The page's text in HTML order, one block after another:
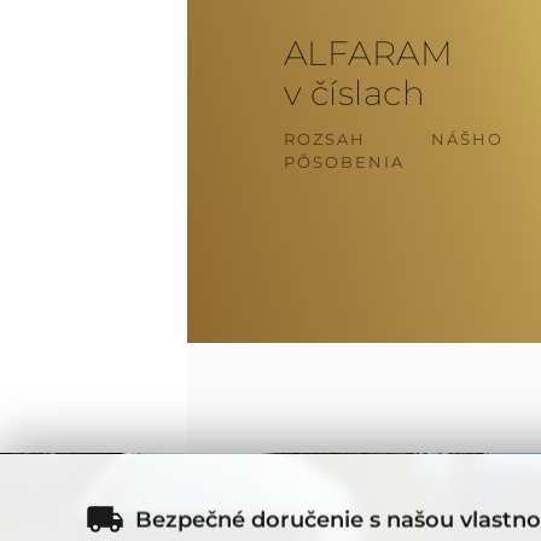
ALFARAM
v číslach
ROZSAH NÁŠHO
PÔSOBENIA
Bezpečné doručenie s našou